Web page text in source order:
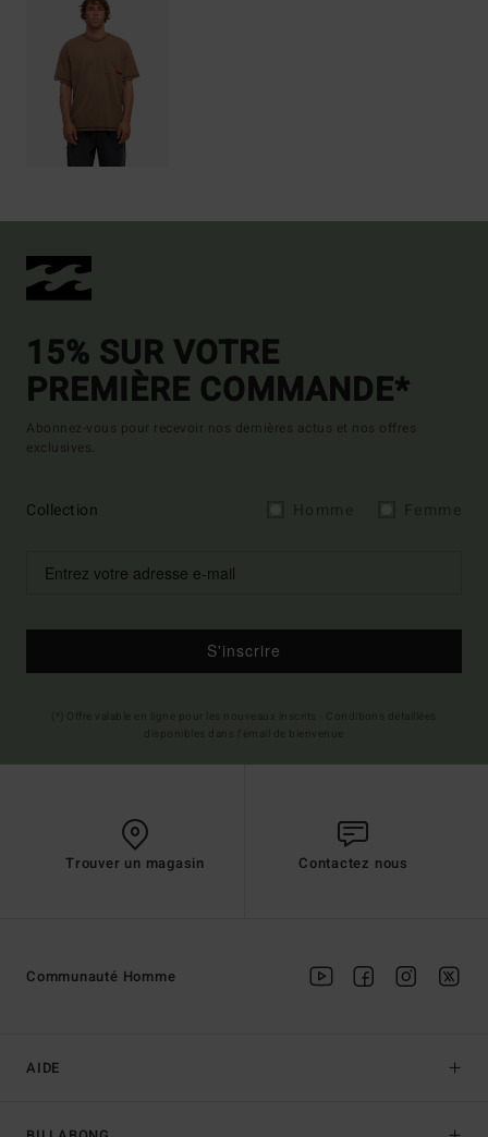
15% SUR VOTRE
PREMIÈRE COMMANDE*
Abonnez-vous pour recevoir nos dernières actus et nos offres
exclusives.
Collection
S'inscrire
Trouver un magasin Contactez nous
AIDE
Communauté Homme